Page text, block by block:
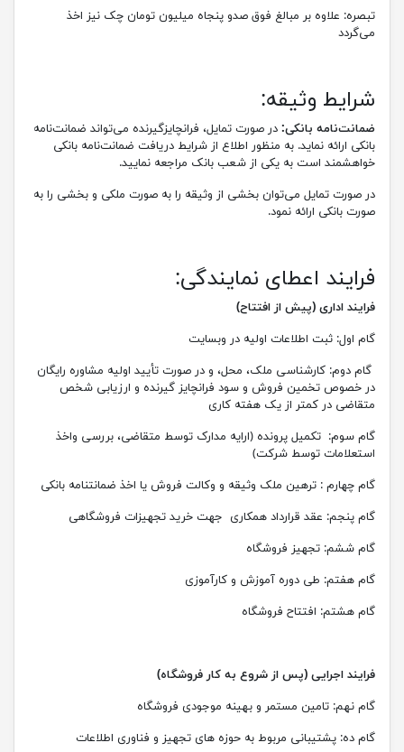
تبصره: علاوه بر مبالغ فوق صدو پنجاه میلیون تومان چک نیز اخذ
می‌گردد
شرایط وثیقه:
ضمانت‌نامه بانکی: در صورت تمایل، فرانچایزگیرنده می‌تواند ضمانت‌نامه
بانکی ارائه نماید. به منظور اطلاع از شرایط دریافت ضمانت‌نامه بانکی
خواهشمند است به یکی از شعب بانک مراجعه نمایید.
در صورت تمایل می‌توان بخشی از وثیقه را به صورت ملکی و بخشی را به
صورت بانکی ارائه نمود.
فرایند اعطای نمایندگی:
فرایند اداری (پیش از افتتاح)
گام اول: ​ثبت اطلاعات اولیه در وبسایت
گام دوم: کارشناسی ملک، محل، و در صورت تأیید اولیه مشاوره رایگان
در خصوص تخمین فروش و سود فرانچایز گیرنده و ارزیابی شخص
متقاضی در کمتر از یک هفته کاری
گام سوم: تکمیل پرونده (ارایه مدارک توسط متقاضی، بررسی واخذ
استعلامات توسط شرکت)
گام چهارم : ترهین ملک وثیقه و وکالت فروش یا اخذ ضمانتنامه بانکی
گام پنجم: عقد قرارداد همکاری جهت خرید تجهیزات فروشگاهی
گام ششم: تجهیز فروشگاه
گام هفتم: طی دوره آموزش و کارآموزی
گام هشتم: افتتاح فروشگاه
فرایند اجرایی (پس از شروع به کار فروشگاه)
گام نهم: تامین مستمر و بهینه موجودی فروشگاه
گام ده: پشتیبانی مربوط به حوزه های تجهیز و فناوری اطلاعات